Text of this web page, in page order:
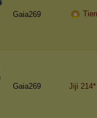
Gaia269
Gaia269 Jiji 214*